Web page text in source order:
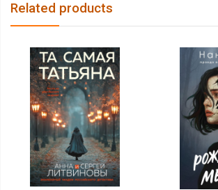
Related products